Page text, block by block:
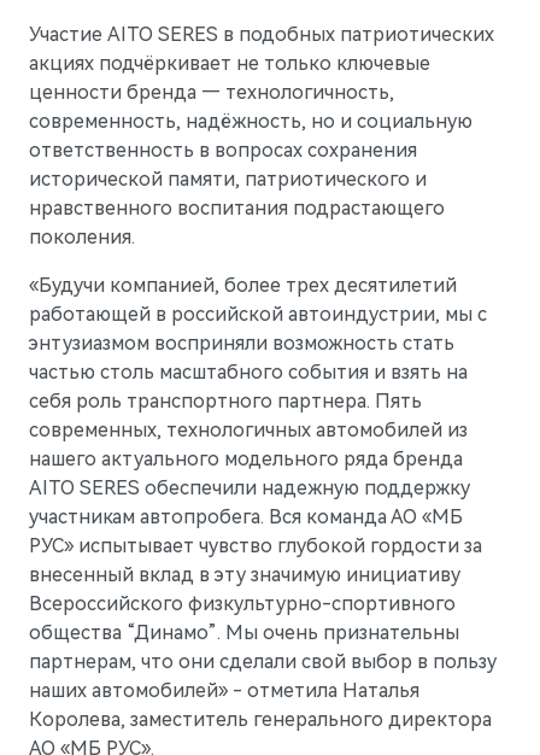
M9Флагманский интеллектуальный кроссовер
Скоро в продаже
Участие AITO SERES в подобных патриотических
акциях подчёркивает не только ключевые
ценности бренда — технологичность,
современность, надёжность, но и социальную
ответственность в вопросах сохранения
исторической памяти, патриотического и
нравственного воспитания подрастающего
поколения.
«Будучи компанией, более трех десятилетий
работающей в российской автоиндустрии, мы с
энтузиазмом восприняли возможность стать
частью столь масштабного события и взять на
себя роль транспортного партнера. Пять
современных, технологичных автомобилей из
нашего актуального модельного ряда бренда
AITO SERES обеспечили надежную поддержку
участникам автопробега. Вся команда АО «МБ
РУС» испытывает чувство глубокой гордости за
внесенный вклад в эту значимую инициативу
Всероссийского физкультурно-спортивного
общества “Динамо”. Мы очень признательны
партнерам, что они сделали свой выбор в пользу
наших автомобилей» - отметила Наталья
Королева, заместитель генерального директора
АО «МБ РУС».